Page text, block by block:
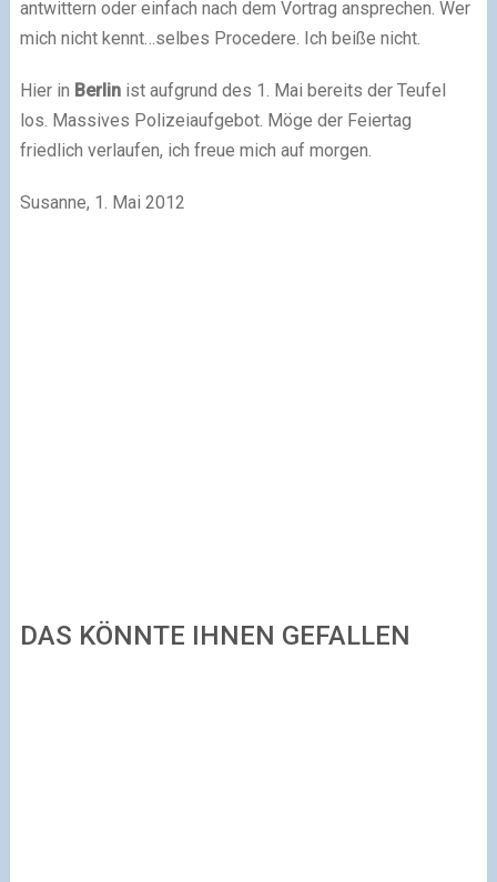
antwittern oder einfach nach dem Vortrag ansprechen. Wer
mich nicht kennt…selbes Procedere. Ich beiße nicht.
Hier in Berlinist aufgrund des 1. Mai bereits der Teufel
los. Massives Polizeiaufgebot. Möge der Feiertag
friedlich verlaufen, ich freue mich auf morgen.
Susanne, 1. Mai 2012
DAS KÖNNTE IHNEN GEFALLEN